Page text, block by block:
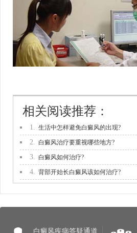
1. 生活中怎样避免白癜风的出现?
2. 白癜风治疗要重视哪些地方?
3. 白癜风如何治疗?
4. 背部开始长白癜风该如何治疗?
相关阅读推荐：
白癜风疾病答疑通道